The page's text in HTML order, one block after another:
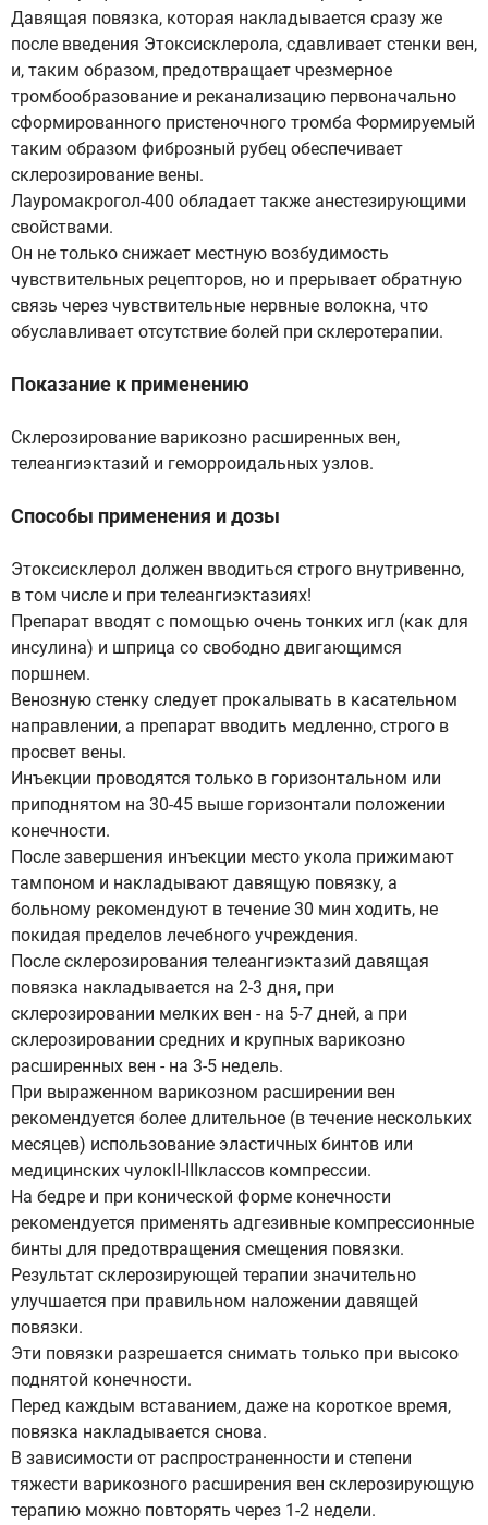
Давящая повязка, которая накладывается сразу же
после введения Этоксисклерола, сдавливает стенки вен,
и, таким образом, предотвращает чрезмерное
тромбообразование и реканализацию первоначально
сформированного пристеночного тромба Формируемый
таким образом фиброзный рубец обеспечивает
склерозирование вены.
Лауромакрогол-400 обладает также анестезирующими
свойствами.
Он не только снижает местную возбудимость
чувствительных рецепторов, но и прерывает обратную
связь через чувствительные нервные волокна, что
обуславливает отсутствие болей при склеротерапии.
Показание к применению
Склерозирование варикозно расширенных вен,
телеангиэктазий и геморроидальных узлов.
Способы применения и дозы
Этоксисклерол должен вводиться строго внутривенно,
в том числе и при телеангиэктазиях!
Препарат вводят с помощью очень тонких игл (как для
инсулина) и шприца со свободно двигающимся
поршнем.
Венозную стенку следует прокалывать в касательном
направлении, а препарат вводить медленно, строго в
просвет вены.
Инъекции проводятся только в горизонтальном или
приподнятом на 30-45 выше горизонтали положении
конечности.
После завершения инъекции место укола прижимают
тампоном и накладывают давящую повязку, а
больному рекомендуют в течение 30 мин ходить, не
покидая пределов лечебного учреждения.
После склерозирования телеангиэктазий давящая
повязка накладывается на 2-3 дня, при
склерозировании мелких вен - на 5-7 дней, а при
склерозировании средних и крупных варикозно
расширенных вен - на 3-5 недель.
При выраженном варикозном расширении вен
рекомендуется более длительное (в течение нескольких
месяцев) использование эластичных бинтов или
медицинских чулокII-IIIклассов компрессии.
На бедре и при конической форме конечности
рекомендуется применять адгезивные компрессионные
бинты для предотвращения смещения повязки.
Результат склерозирующей терапии значительно
улучшается при правильном наложении давящей
повязки.
Эти повязки разрешается снимать только при высоко
поднятой конечности.
Перед каждым вставанием, даже на короткое время,
повязка накладывается снова.
В зависимости от распространенности и степени
тяжести варикозного расширения вен склерозирующую
терапию можно повторять через 1-2 недели.